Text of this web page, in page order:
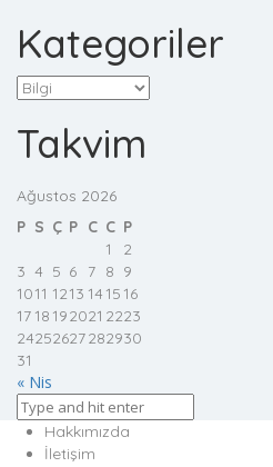
Kategoriler
Kategoriler
Takvim
Ağustos 2026
P S Ç P C C P
1
2
3 4 5 6 7 8 9
1011 1213 14 15 16
17 18 192021 2223
24252627282930
31
« Nis
Hakkımızda
İletişim